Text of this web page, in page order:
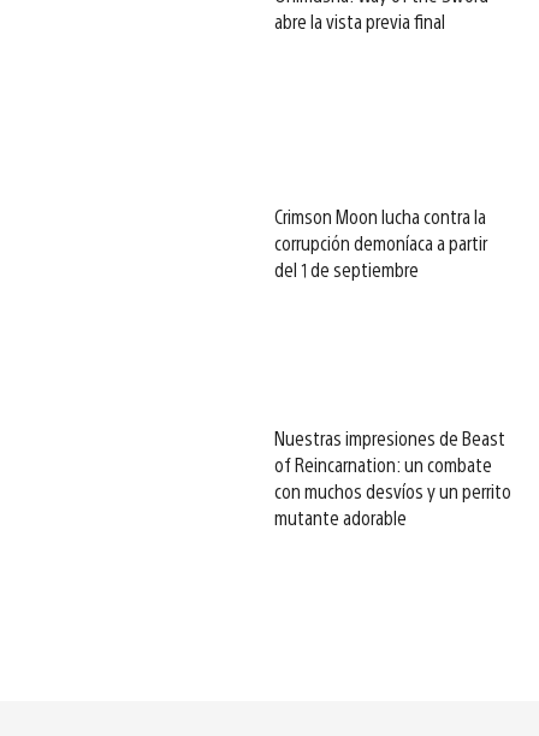
abre la vista previa final
Crimson Moon lucha contra la
corrupción demoníaca a partir
del 1 de septiembre
Nuestras impresiones de Beast
of Reincarnation: un combate
con muchos desvíos y un perrito
mutante adorable